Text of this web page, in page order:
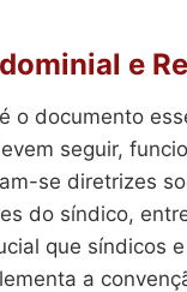
e
o documento
seguir,
se diretrizes
do síndico,
que síndicos
a